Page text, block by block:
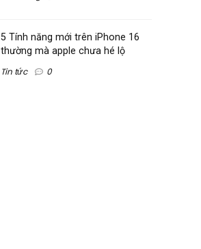
5 Tính năng mới trên iPhone 16
thường mà apple chưa hé lộ
Tin tức 0